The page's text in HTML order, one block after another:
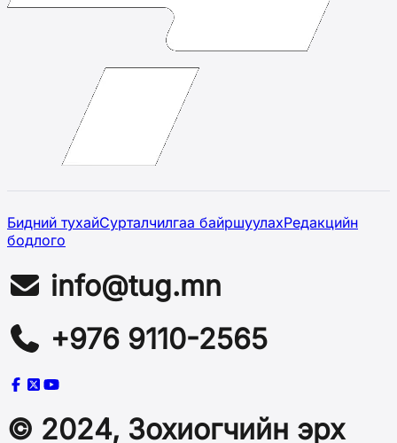
Бидний тухайСурталчилгаа байршуулахРедакцийн
бодлого
info@tug.mn
+976 9110-2565
© 2024, Зохиогчийн эрх